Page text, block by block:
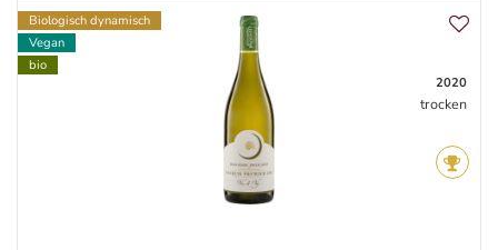
Biologisch dynamisch
Vegan
bio
2020
trocken